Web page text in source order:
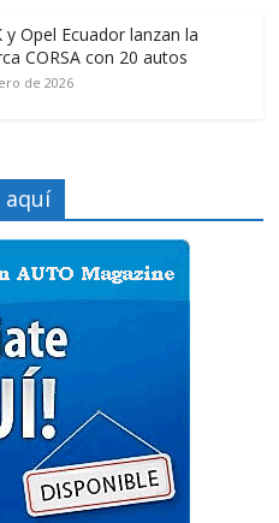
y Opel Ecuador lanzan la
CORSA con 20 autos
de 2026
aquí